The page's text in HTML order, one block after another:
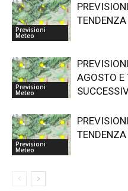
Previsioni
Meteo
Previsioni
Meteo
AGOSTO E
Previsioni
Meteo